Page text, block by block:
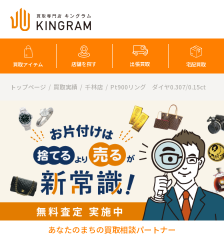
買取アイテム 店舗を探す 出張買取 宅配買取
トップページ 買取実績 千林店 Pt900リング ダイヤ0.307/0.15ct
あなたのまちの買取相談パートナー